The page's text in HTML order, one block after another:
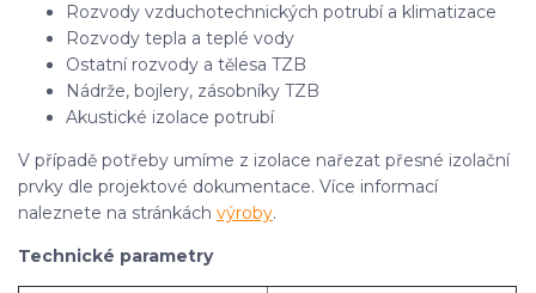
Rozvody vzduchotechnických potrubí a klimatizace
Rozvody tepla a teplé vody
Ostatní rozvody a tělesa TZB
Nádrže, bojlery, zásobníky TZB
Akustické izolace potrubí
V případě potřeby umíme z izolace nařezat přesné izolační
prvky dle projektové dokumentace. Více informací
naleznete na stránkách výroby.
Technické parametry